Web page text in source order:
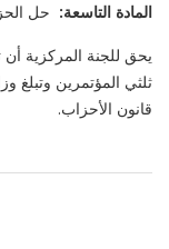
المادة التاسعة: حل
يحق للجنة المركزية
ثلثي المؤتمرين وتبلغ
قانون الأحزاب.